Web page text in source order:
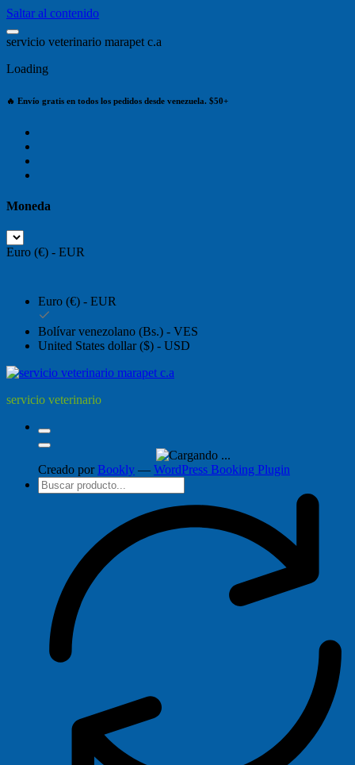
Saltar al contenido
servicio veterinario marapet c.a
Loading
🔥 Envío gratis en todos los pedidos desde venezuela. $50+
Moneda
Euro (€) - EUR
Euro (€) - EUR
Bolívar venezolano (Bs.) - VES
United States dollar ($) - USD
servicio veterinario
Creado por Bookly — WordPress Booking Plugin